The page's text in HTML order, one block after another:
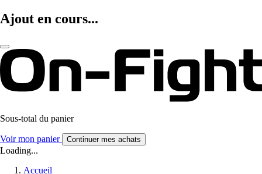
Ajout en cours...
Sous-total du panier
Voir mon panier Continuer mes achats
Loading...
Accueil